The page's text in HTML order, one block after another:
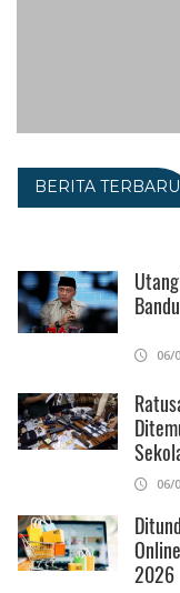
BERITA TERBARU
06/
06/
2026